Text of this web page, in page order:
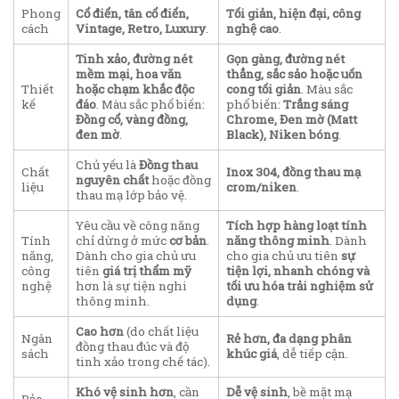
Phong
cách
Cổ điển, tân cổ điển,
Vintage, Retro, Luxury.
Tối giản, hiện đại, công
nghệ cao.
Thiết
kế
Tinh xảo, đường nét
mềm mại, hoa văn
hoặc chạm khắc độc
đáo. Màu sắc phổ biến:
Đồng cổ, vàng đồng,
đen mờ.
Gọn gàng, đường nét
thẳng, sắc sảo hoặc uốn
cong tối giản. Màu sắc
phổ biến: Trắng sáng
Chrome, Đen mờ (Matt
Black), Niken bóng.
Chất
liệu
Chủ yếu làĐồng thau
nguyên chấthoặc đồng
thau mạ lớp bảo vệ.
Inox 304, đồng thau mạ
crom/niken.
Tính
năng,
công
nghệ
Yêu cầu về công năng
chỉ dừng ở mứccơ bản.
Dành cho gia chủ ưu
tiên giá trị thẩm mỹ
hơn là sự tiện nghi
thông minh.
Tích hợp hàng loạt tính
năng thông minh. Dành
cho gia chủ ưu tiên sự
tiện lợi, nhanh chóng và
tối ưu hóa trải nghiệm sử
dụng.
Ngân
sách
Cao hơn(do chất liệu
đồng thau đúc và độ
tinh xảo trong chế tác).
Rẻ hơn, đa dạng phân
khúc giá, dễ tiếp cận.
Khó vệ sinh hơn, cần Dễ vệ sinh, bề mặt mạ